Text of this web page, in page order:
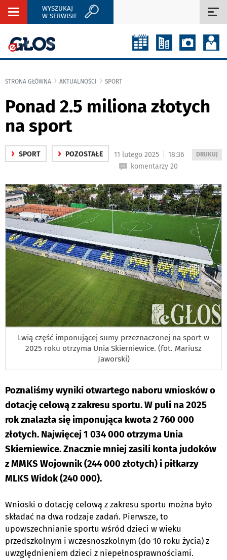
Rozwiń
WYSZUKAJ
W SERWISIE
STRONA GŁÓWNA AKTUALNOŚCI SPORT
Ponad 2.5 miliona złotych
na sport
› SPORT › POZOSTAŁE
WYDRUKUJ
DRUKUJ
11 lutego 2025
18:36
komentarzy 20
Lwią część imponującej sumy przeznaczonej na sport w
2025 roku otrzyma Unia Skierniewice. (fot. Mariusz
Jaworski)
Poznaliśmy wyniki otwartego naboru wniosków o
dotację celową z zakresu sportu. W puli na 2025
rok znalazła się imponująca kwota 2 760 000
złotych. Najwięcej 1 034 000 otrzyma Unia
Skierniewice. Znacznie mniej zasili konta judoków
z MMKS Wojownik (244 000 złotych) i piłkarzy
MLKS Widok (240 000).
Wnioski o dotację celową z zakresu sportu można było
składać na dwa rodzaje zadań. Pierwsze, to
upowszechnianie sportu wśród dzieci w wieku
przedszkolnym i wczesnoszkolnym (do 10 roku życia) z
uwzględnieniem dzieci z niepełnosprawnościami.